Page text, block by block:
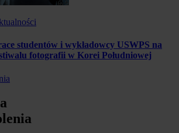
studentów i wykładowcy USWPS na
fotografii w Korei Południowej